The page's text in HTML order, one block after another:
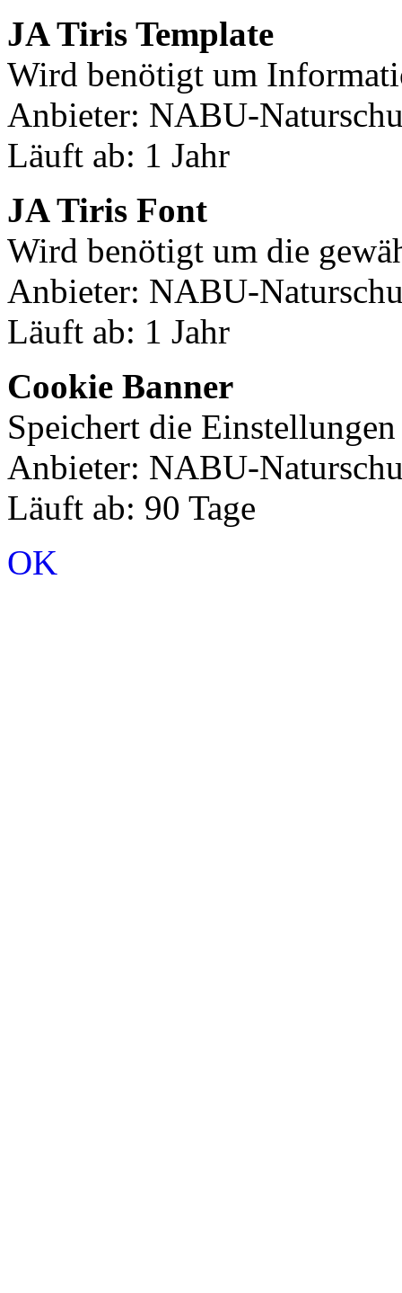
JA Tiris Template
Wird benötigt um
Anbieter: NABU-
Läuft ab: 1 Jahr
JA Tiris Font
Wird benötigt um die
Anbieter: NABU-
Läuft ab: 1 Jahr
Cookie Banner
Speichert die
Anbieter: NABU-
Läuft ab: 90 Tage
OK